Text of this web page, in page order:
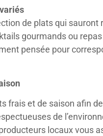
de plats qui sauront
gourmands ou repas
pensée pour
frais et de saison afin
de
locaux vous